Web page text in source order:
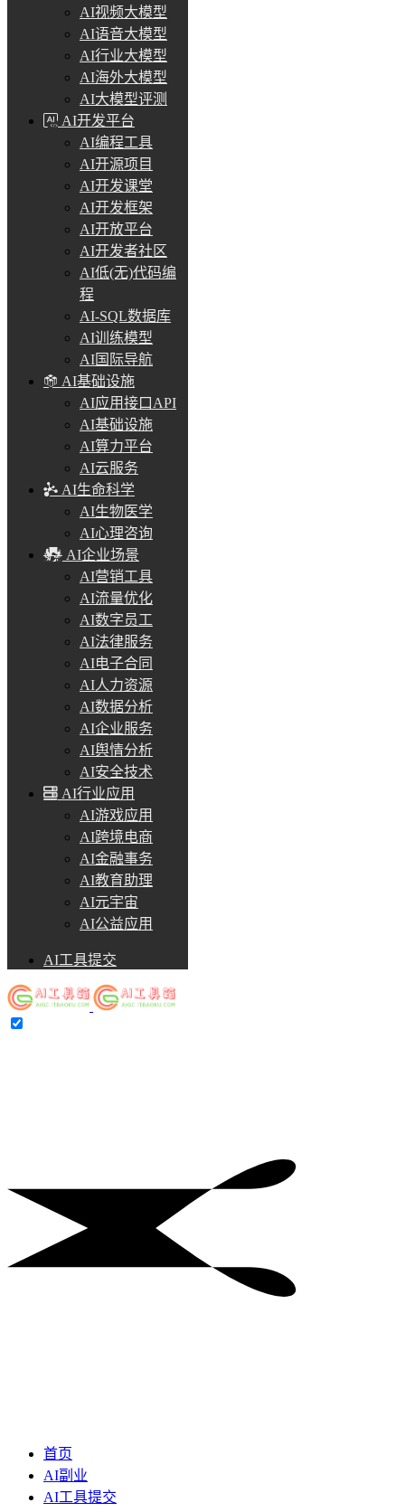
AI视频大模型
AI语音大模型
AI行业大模型
AI海外大模型
AI大模型评测
AI开发平台
AI编程工具
AI开源项目
AI开发课堂
AI开发框架
AI开放平台
AI开发者社区
AI低(无)代码编
程
AI-SQL数据库
AI训练模型
AI国际导航
AI基础设施
AI应用接口API
AI基础设施
AI算力平台
AI云服务
AI生命科学
AI生物医学
AI心理咨询
AI企业场景
AI营销工具
AI流量优化
AI数字员工
AI法律服务
AI电子合同
AI人力资源
AI数据分析
AI企业服务
AI舆情分析
AI安全技术
AI行业应用
AI游戏应用
AI跨境电商
AI金融事务
AI教育助理
AI元宇宙
AI公益应用
AI工具提交
首页
AI副业
AI工具提交